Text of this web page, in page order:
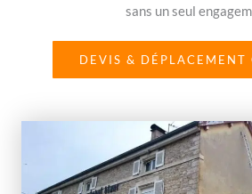
sans un seul
DEVIS & DÉPLACEMENT